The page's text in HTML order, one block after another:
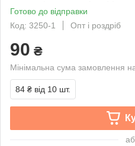
Готово до відправки
Код: 3250-1
Опт і роздріб
90 ₴
Мінімальна сума замовлення
84 ₴ від 10 шт.